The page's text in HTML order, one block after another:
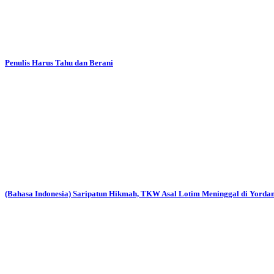
Penulis Harus Tahu dan Berani
(Bahasa Indonesia) Saripatun Hikmah, TKW Asal Lotim Meninggal di